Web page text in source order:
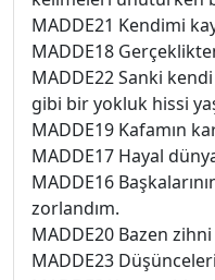
MADDE21 Kendimi
MADDE18
MADDE22 Sanki
gibi bir yokluk hissi
MADDE19 Kafamın
MADDE17 Hayal
MADDE16
zorlandım.
MADDE20 Bazen
MADDE23